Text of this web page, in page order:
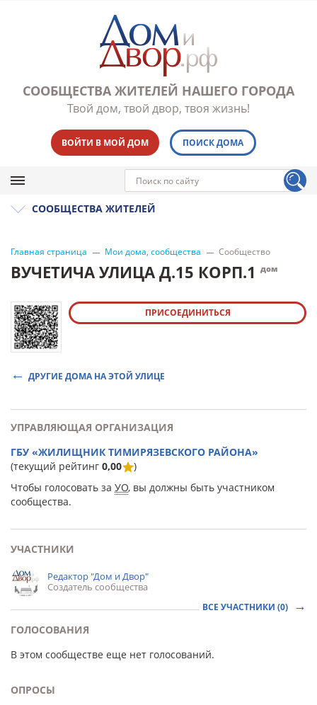
СООБЩЕСТВА ЖИТЕЛЕЙ НАШЕГО ГОРОДА
Твой дом, твой двор, твоя жизнь!
ВОЙТИ В МОЙ ДОМ ПОИСК ДОМА
СООБЩЕСТВА ЖИТЕЛЕЙ
Главная страница Мои дома, сообщества Сообщество
ВУЧЕТИЧА УЛИЦА Д.15 КОРП.1 дом
ПРИСОЕДИНИТЬСЯ
ДРУГИЕ ДОМА НА ЭТОЙ УЛИЦЕ
УПРАВЛЯЮЩАЯ ОРГАНИЗАЦИЯ
ГБУ «ЖИЛИЩНИК ТИМИРЯЗЕВСКОГО РАЙОНА»
(текущий рейтинг 0,00
)
Чтобы голосовать за УО, вы должны быть участником
сообщества.
УЧАСТНИКИ
Редактор "Дом и Двор"
Создатель сообщества
ВСЕ УЧАСТНИКИ (0)
ГОЛОСОВАНИЯ
В этом сообществе еще нет голосований.
ОПРОСЫ